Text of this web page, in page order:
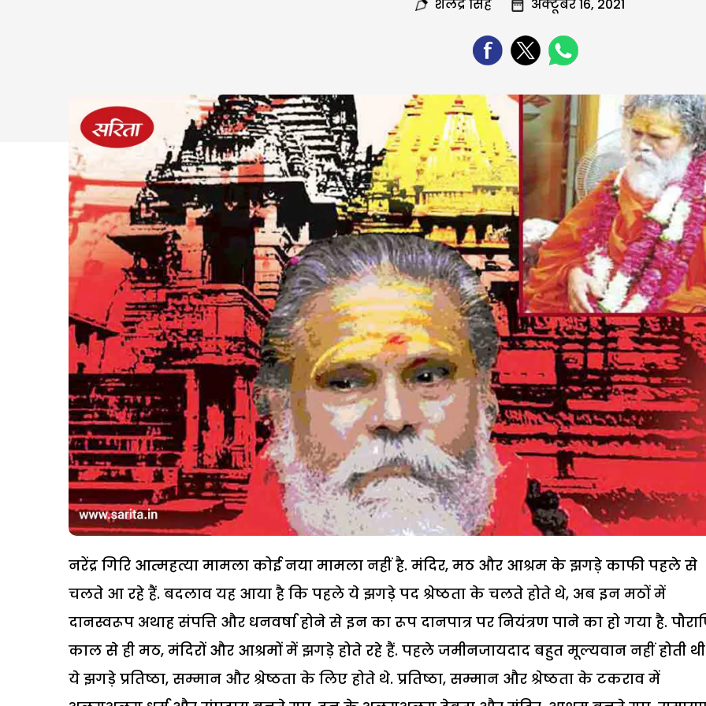
शैलेंद्र सिंह अक्टूबर 16, 2021
नरेंद्र गिरि आत्महत्या मामला कोई नया मामला नहीं है. मंदिर, मठ और आश्रम के झगड़े काफी पहले से
चलते आ रहे हैं. बदलाव यह आया है कि पहले ये झगड़े पद श्रेष्ठता के चलते होते थे, अब इन मठों में
दानस्वरूप अथाह संपत्ति और धनवर्षा होने से इन का रूप दानपात्र पर नियंत्रण पाने का हो गया है.
काल से ही मठ, मंदिरों और आश्रमों में झगड़े होते रहे हैं. पहले जमीनजायदाद बहुत मूल्यवान नहीं होती थी
ये झगड़े प्रतिष्ठा, सम्मान और श्रेष्ठता के लिए होते थे. प्रतिष्ठा, सम्मान और श्रेष्ठता के टकराव में